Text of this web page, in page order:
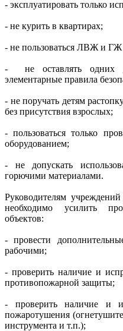
- эксплуатировать только
- не курить в квартирах;
- не пользоваться ЛВЖ и
- не оставлять одних
элементарные правила
- не поручать детям
без присутствия взрослых;
- пользоваться только
оборудованием;
- не допускать
горючими материалами.
Руководителям
необходимо усилить
объектов:
- провести
рабочими;
- проверить наличие и
противопожарной защиты;
- проверить наличие и
пожаротушения
инструмента и т.п.);